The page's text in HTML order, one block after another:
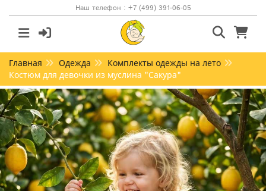
Наш телефон : +7 (499) 391-06-05
Главная Одежда
Комплекты одежды на лето
Костюм для девочки из муслина "Сакура"